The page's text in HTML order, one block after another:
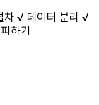
차 √ 데이터 분리 √
하기